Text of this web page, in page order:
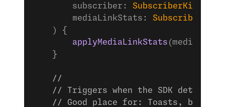
        subscriber:
SubscriberKit
        mediaLinkStats:
SubscriberKit
    ) {
        applyMediaLinkStats
    }
    //
// Triggers when the SDK detects
// Good place for: Toasts,